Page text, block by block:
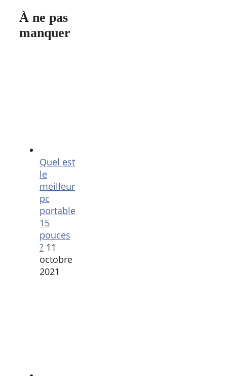
À ne pas
manquer
Quel est
le
meilleur
pc
portable
15
pouces
? 11
octobre
2021